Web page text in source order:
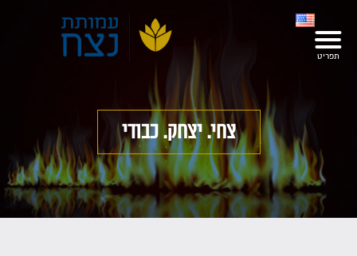
צחי. יצחק. כבודי